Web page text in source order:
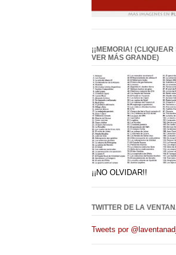
¡¡MEMORIA!
VER MÁS GRANDE)
¡¡NO OLVIDAR!!
TWITTER DE LA
Tweets por